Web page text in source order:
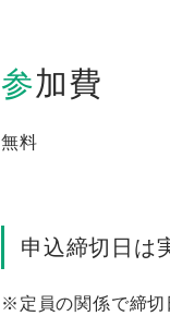
参加費
無料
申込締切日は
※定員の関係で締切